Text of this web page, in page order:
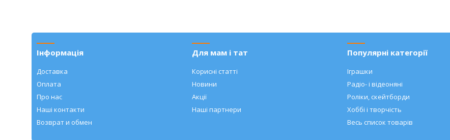
Інформація
Доставка
Оплата
Про нас
Наші контакти
Возврат и обмен
Для мам і тат
Корисні статті
Новини
Акції
Наші партнери
Популярні категорії
Іграшки
Радіо- і відеоняні
Роліки, скейтборди
Хоббі і творчість
Весь список товарів